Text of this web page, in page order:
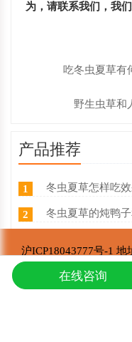
为，请联系我们，我们
吃冬虫夏草有
野生虫草和
产品推荐
1 冬虫夏草怎样吃
2 冬虫夏草的炖鸭
4 东强堂健康科技
5 第七届中国购物中心
沪ICP18043777号-1
东强堂健
在线咨询